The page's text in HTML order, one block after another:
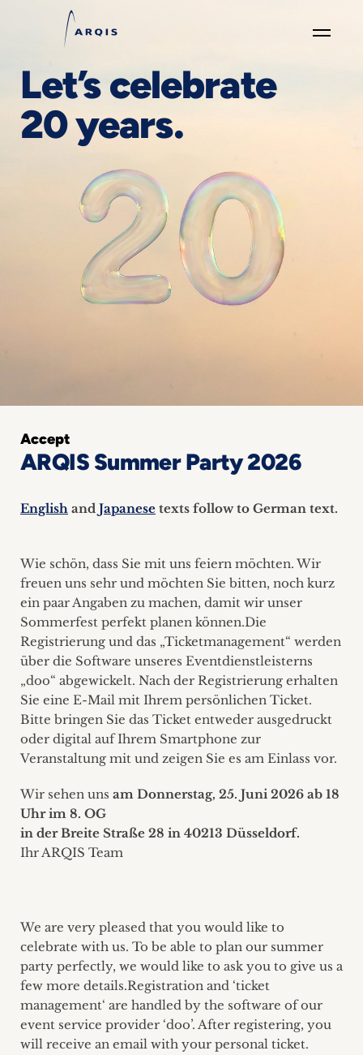
Fokusgruppen
Events
&
+
Team
Philosophie
Presseanfragen
Kontakt
Let’s celebrate
20 years.
Accept
ARQIS Summer Party 2026
English and Japanese texts follow to German text.
Wie schön, dass Sie mit uns feiern möchten. Wir
freuen uns sehr und möchten Sie bitten, noch kurz
ein paar Angaben zu machen, damit wir unser
Sommerfest perfekt planen können.Die
Registrierung und das „Ticketmanagement“ werden
über die Software unseres Eventdienstleisterns
„doo“ abgewickelt. Nach der Registrierung erhalten
Sie eine E-Mail mit Ihrem persönlichen Ticket.
Bitte bringen Sie das Ticket entweder ausgedruckt
oder digital auf Ihrem Smartphone zur
Veranstaltung mit und zeigen Sie es am Einlass vor.
Wir sehen uns am Donnerstag, 25. Juni 2026 ab 18
Uhrim 8. OG
in der Breite Straße 28 in 40213 Düsseldorf.
Ihr ARQIS Team
We are very pleased that you would like to
celebrate with us. To be able to plan our summer
party perfectly, we would like to ask you to give us a
few more details.Registration and ‘ticket
management‘ are handled by the software of our
event service provider ‘doo’. After registering, you
will receive an email with your personal ticket.